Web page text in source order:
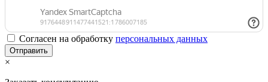
Согласен на обработку персональныx данных
×